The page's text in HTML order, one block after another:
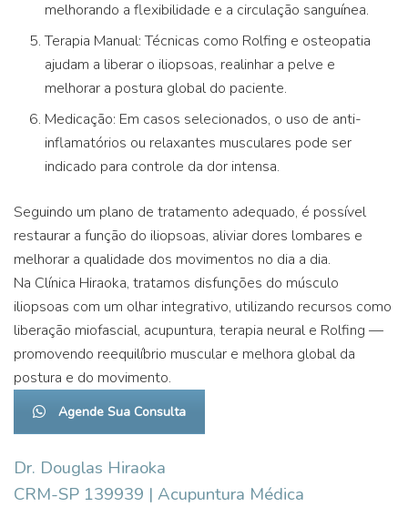
melhorando a flexibilidade e a circulação sanguínea.
Terapia Manual: Técnicas como Rolfing e osteopatia
ajudam a liberar o iliopsoas, realinhar a pelve e
melhorar a postura global do paciente.
Medicação: Em casos selecionados, o uso de anti-
inflamatórios ou relaxantes musculares pode ser
indicado para controle da dor intensa.
Seguindo um plano de tratamento adequado, é possível
restaurar a função do iliopsoas, aliviar dores lombares e
melhorar a qualidade dos movimentos no dia a dia.
Na Clínica Hiraoka, tratamos disfunções do músculo
iliopsoas com um olhar integrativo, utilizando recursos como
liberação miofascial, acupuntura, terapia neural e Rolfing —
promovendo reequilíbrio muscular e melhora global da
postura e do movimento.
Agende Sua Consulta
Dr. Douglas Hiraoka
CRM-SP 139939 | Acupuntura Médica